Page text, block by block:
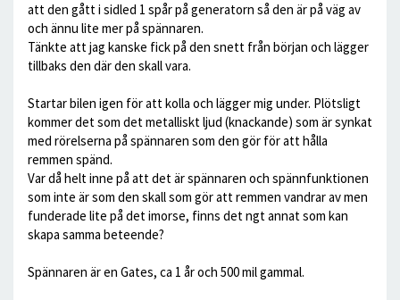
att den gått i sidled 1 spår på generatorn så den är på väg av
och ännu lite mer på spännaren.
Tänkte att jag kanske fick på den snett från början och lägger
tillbaks den där den skall vara.
Startar bilen igen för att kolla och lägger mig under. Plötsligt
kommer det som det metalliskt ljud (knackande) som är synkat
med rörelserna på spännaren som den gör för att hålla
remmen spänd.
Var då helt inne på att det är spännaren och spännfunktionen
som inte är som den skall som gör att remmen vandrar av men
funderade lite på det imorse, finns det ngt annat som kan
skapa samma beteende?
Spännaren är en Gates, ca 1 år och 500 mil gammal.